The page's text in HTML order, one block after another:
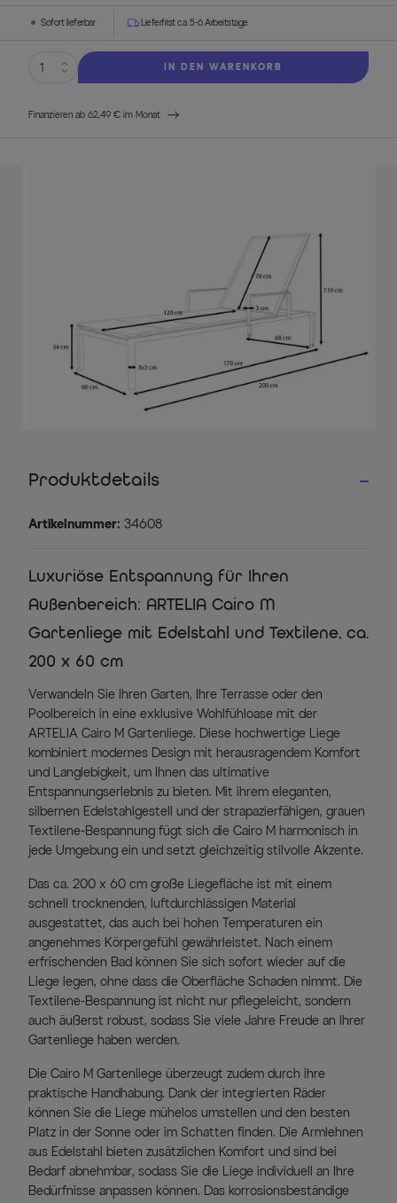
Sofort lieferbar Lieferfrist ca. 5-6 Arbeitstage
IN DEN WARENKORB
Finanzieren ab 62,49 € im Monat
Produktdetails
Artikelnummer: 34608
Luxuriöse Entspannung für Ihren
Außenbereich: ARTELIA Cairo M
Gartenliege mit Edelstahl und Textilene, ca.
200 x 60 cm
Verwandeln Sie Ihren Garten, Ihre Terrasse oder den
Poolbereich in eine exklusive Wohlfühloase mit der
ARTELIA Cairo M Gartenliege. Diese hochwertige Liege
kombiniert modernes Design mit herausragendem Komfort
und Langlebigkeit, um Ihnen das ultimative
Entspannungserlebnis zu bieten. Mit ihrem eleganten,
silbernen Edelstahlgestell und der strapazierfähigen, grauen
Textilene-Bespannung fügt sich die Cairo M harmonisch in
jede Umgebung ein und setzt gleichzeitig stilvolle Akzente.
Das ca. 200 x 60 cm große Liegefläche ist mit einem
schnell trocknenden, luftdurchlässigen Material
ausgestattet, das auch bei hohen Temperaturen ein
angenehmes Körpergefühl gewährleistet. Nach einem
erfrischenden Bad können Sie sich sofort wieder auf die
Liege legen, ohne dass die Oberfläche Schaden nimmt. Die
Textilene-Bespannung ist nicht nur pflegeleicht, sondern
auch äußerst robust, sodass Sie viele Jahre Freude an Ihrer
Gartenliege haben werden.
Die Cairo M Gartenliege überzeugt zudem durch ihre
praktische Handhabung. Dank der integrierten Räder
können Sie die Liege mühelos umstellen und den besten
Platz in der Sonne oder im Schatten finden. Die Armlehnen
aus Edelstahl bieten zusätzlichen Komfort und sind bei
Bedarf abnehmbar, sodass Sie die Liege individuell an Ihre
Bedürfnisse anpassen können. Das korrosionsbeständige